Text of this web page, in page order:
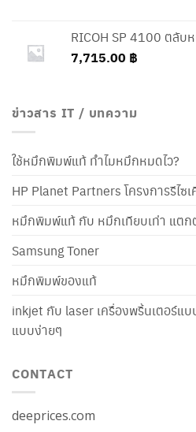
RICOH SP 4100 ตลับ
7,715.00 ฿
ข่าวสาร IT / บทความ
ใช้หมึกพิมพ์แท้ ทำไมหมึกหมดไว?
HP Planet Partners โครงการรีไซ
หมึกพิมพ์แท้ กับ หมึกเทียบเท่า แตก
Samsung Toner
หมึกพิมพ์ของแท้
inkjet กับ laser เครื่องพริ้นเตอร์แบ
แบบง่ายๆ
CONTACT
deeprices.com